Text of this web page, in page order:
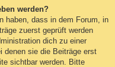
werden?
haben, dass in dem Forum, in
zuerst geprüft werden
dich zu einer
denen sie die Beiträge erst
sichtbar werden. Bitte